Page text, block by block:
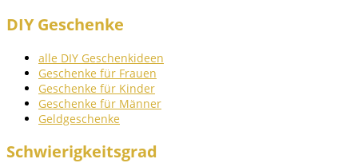
DIY Geschenke
alle DIY Geschenkideen
Geschenke für Frauen
Geschenke für Kinder
Geschenke für Männer
Geldgeschenke
Schwierigkeitsgrad